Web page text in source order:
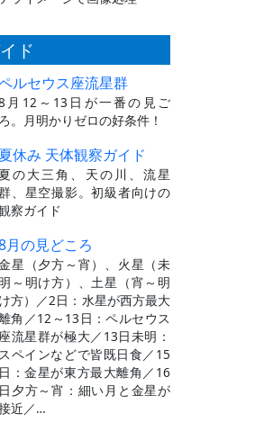
ド
ルセウス座流星群
月12～13日が一番の見ご
ろ。月明かりゼロの好条件！
夏休み 天体観察ガイド
夏の大三角、天の川、流星
、星空撮影。初級者向けの
察ガイド
月の見どころ
星（夕方～宵）、火星（未
明～明け方）、土星（宵～明
け方）／2日：水星が西方最大
角／12～13日：ペルセウス
座流星群が極大／13日未明：
スペインなどで皆既日食／15
日：金星が東方最大離角／16
日夕方～宵：細い月と金星が
近／…